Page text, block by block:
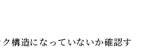
構造になっていないか確認す